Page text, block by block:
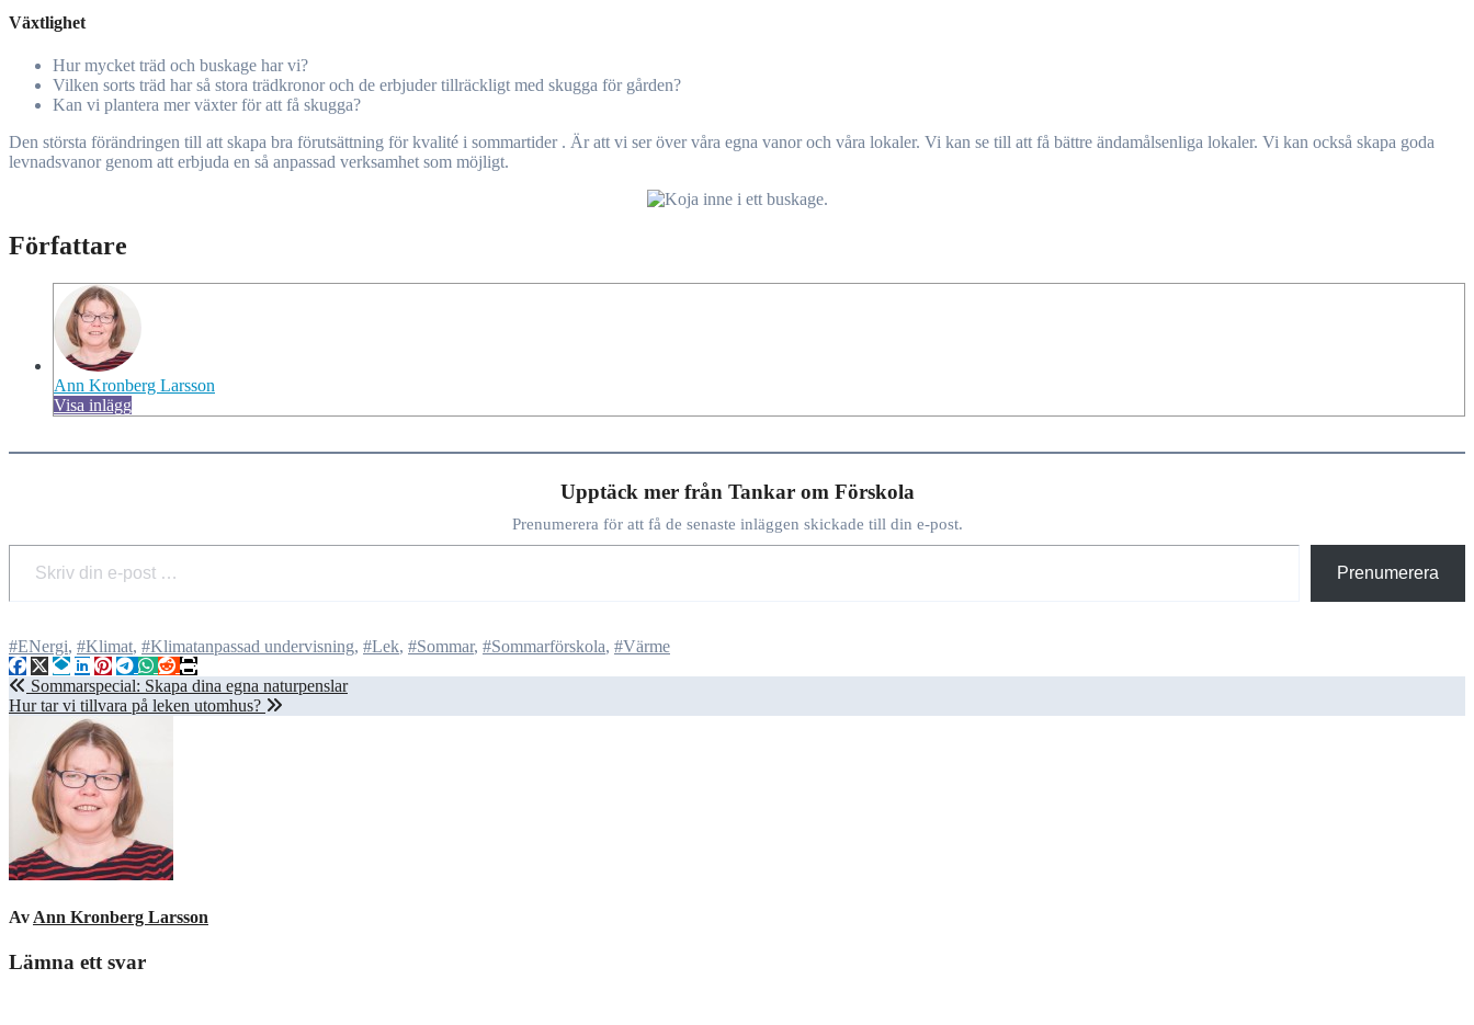
Växtlighet
Hur mycket träd och buskage har vi?
Vilken sorts träd har så stora trädkronor och de erbjuder tillräckligt med skugga för gården?
Kan vi plantera mer växter för att få skugga?
Den största förändringen till att skapa bra förutsättning för kvalité i sommartider . Är att vi ser över våra egna vanor och våra lokaler. Vi kan se till att få bättre ändamålsenliga lokaler. Vi kan också skapa goda
levnadsvanor genom att erbjuda en så anpassad verksamhet som möjligt.
Författare
Ann Kronberg Larsson
Visa inlägg
Upptäck mer från Tankar om Förskola
Prenumerera för att få de senaste inläggen skickade till din e-post.
Skriv din e-post …
Prenumerera
#ENergi, #Klimat, #Klimatanpassad undervisning, #Lek, #Sommar, #Sommarförskola, #Värme
Inläggsnavigering
Sommarspecial: Skapa dina egna naturpenslar
Hur tar vi tillvara på leken utomhus?
Av Ann Kronberg Larsson
Lämna ett svar